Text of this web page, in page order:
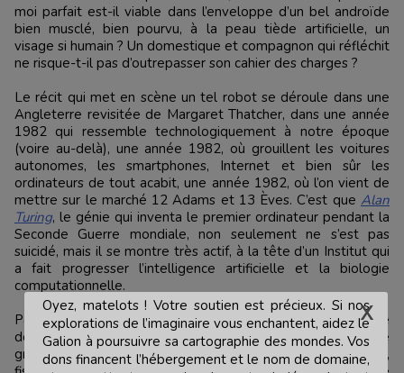
moi parfait est-il viable dans l’enveloppe d’un bel androïde
bien musclé, bien pourvu, à la peau tiède artificielle, un
visage si humain ? Un domestique et compagnon qui réfléchit
ne risque-t-il pas d’outrepasser son cahier des charges ?
Le récit qui met en scène un tel robot se déroule dans une
Angleterre revisitée de Margaret Thatcher, dans une année
1982 qui ressemble technologiquement à notre époque
(voire au-delà), une année 1982, où grouillent les voitures
autonomes, les smartphones, Internet et bien sûr les
ordinateurs de tout acabit, une année 1982, où l’on vient de
mettre sur le marché 12 Adams et 13 Èves. C’est que Alan
Turing, le génie qui inventa le premier ordinateur pendant la
Seconde Guerre mondiale, non seulement ne s’est pas
suicidé, mais il se montre très actif, à la tête d’un Institut qui
a fait progresser l’intelligence artificielle et la biologie
computationnelle.
Passionné d’électronique, admirateur de Turing, Charlie
devient l’un des heureux propriétaires d’un Adam acheté
grâce à toute la fortune d’un héritage. Looser optimiste,
Oyez, matelots ! Votre soutien est précieux. Si nos
explorations de l’imaginaire vous enchantent, aidez le
Galion à poursuivre sa cartographie des mondes. Vos
dons financent l’hébergement et le nom de domaine,